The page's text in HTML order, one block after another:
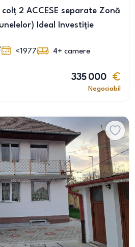
2 ACCESE separate Zonă
Ideal Investiție
<1977 4+ camere
335 000
Negociabil